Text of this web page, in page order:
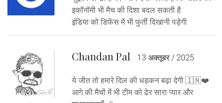
इकॉनॉमी भी मैच की दिशा बदल सकती है
इंडिया को डिफेंस में भी फुर्ती दिखानी पड़ेगी
Chandan Pal 13 अक्तूबर / 2025
ये जीत तो हमारे दिल की धड़कन बढ़ा देगी 🇮🇳❤️
आगे की मैचों में भी टीम को ढेर सारा प्यार और